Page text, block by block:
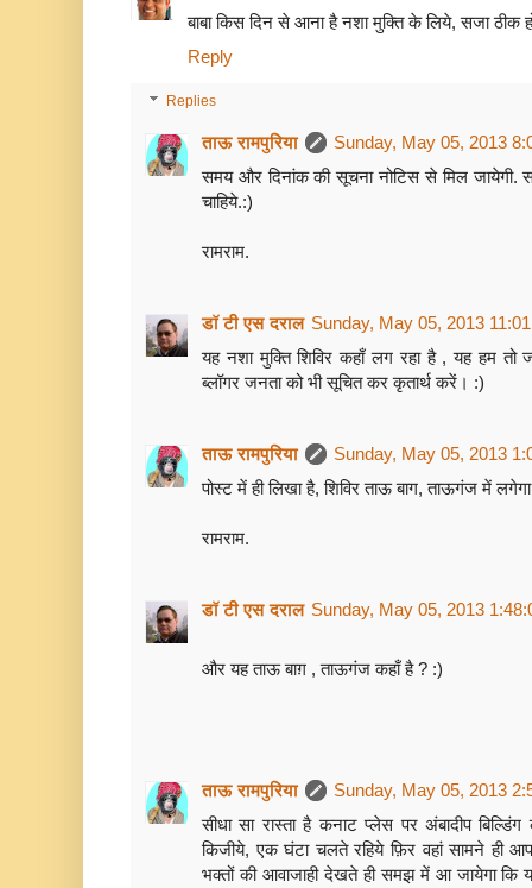
बाबा किस दिन से आना है नशा मुक्ति के लिये, सजा ठीक
Reply
Replies
ताऊ रामपुरिया
Sunday, May 05, 2013
समय और दिनांक की सूचना नोटिस से मिल जायेगी.
चाहिये.:)
रामराम.
डॉ टी एस दराल Sunday, May 05, 2013
यह नशा मुक्ति शिविर कहाँ लग रहा है , यह हम तो
ब्लॉगर जनता को भी सूचित कर कृतार्थ करें। :)
ताऊ रामपुरिया
Sunday, May 05, 2013
पोस्ट में ही लिखा है, शिविर ताऊ बाग, ताऊगंज में
रामराम.
डॉ टी एस दराल Sunday, May 05, 2013
और यह ताऊ बाग़ , ताऊगंज कहाँ है ? :)
ताऊ रामपुरिया
Sunday, May 05, 2013
सीधा सा रास्ता है कनाट प्लेस पर अंबादीप
किजीये, एक घंटा चलते रहिये फ़िर वहां सामने ही
भक्तों की आवाजाही देखते ही समझ में आ जायेगा कि